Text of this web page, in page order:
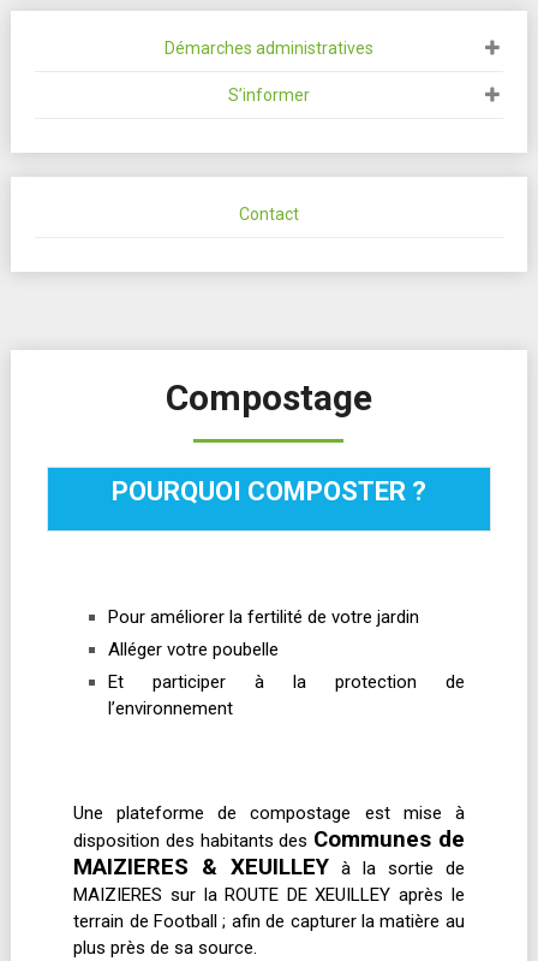
Démarches administratives
S’informer
Contact
Compostage
POURQUOI COMPOSTER ?
Pour améliorer la fertilité de votre jardin
Alléger votre poubelle
Et participer à la protection de
l’environnement
Une plateforme de compostage est mise à
disposition des habitants des Communes de
MAIZIERES & XEUILLEY à la sortie de
MAIZIERES sur la ROUTE DE XEUILLEY après le
terrain de Football ; afin de capturer la matière au
plus près de sa source.